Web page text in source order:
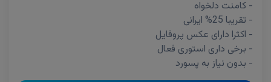
- کامنت دلخواه
- تقریبا 25% ایرانی
- اکثرا دارای عکس پروفایل
- برخی داری استوری فعال
- بدون نیاز به پسورد